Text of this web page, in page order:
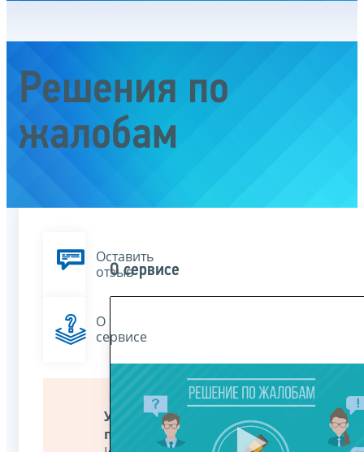
Решения по
жалобам
Оставить
отзыв
О
сервисе
Уважаемые
пользователи!
О сервисе